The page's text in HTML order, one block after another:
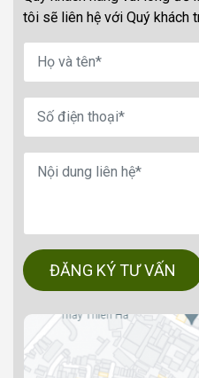
tôi sẽ liên hệ với Quý khách
ĐĂNG KÝ TƯ VẤN